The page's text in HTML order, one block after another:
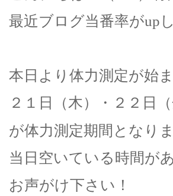
最近ブログ当番率がup
本日より体力測定が始
２１日（木）・２２日
が体力測定期間となりま
当日空いている時間が
お声がけ下さい！